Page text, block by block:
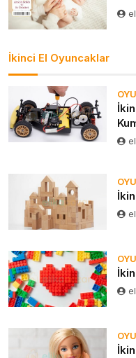
İkinci El Oyuncaklar